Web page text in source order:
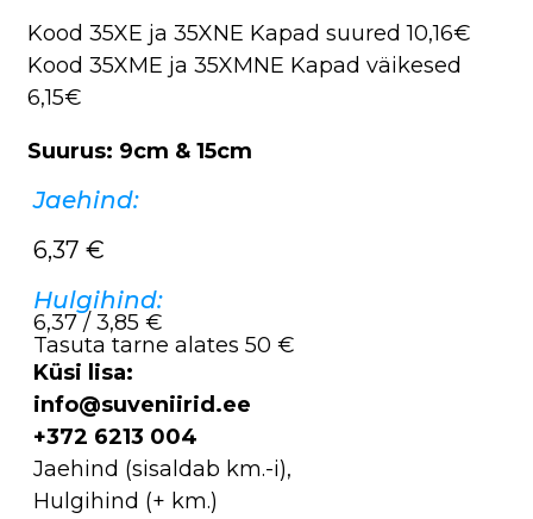
Kood 35XE ja 35XNE Kapad suured 10,16€
Kood 35XME ja 35XMNE Kapad väikesed
6,15€
Suurus: 9cm & 15cm
Jaehind:
6,37 €
Hulgihind:
6,37 / 3,85 €
Tasuta tarne alates 50 €
Küsi lisa:
info@suveniirid.ee
+372 6213 004
Jaehind (sisaldab km.-i),
Hulgihind (+ km.)